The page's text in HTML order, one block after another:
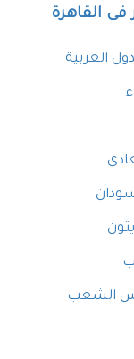
القاهرة
العربية
الشعب